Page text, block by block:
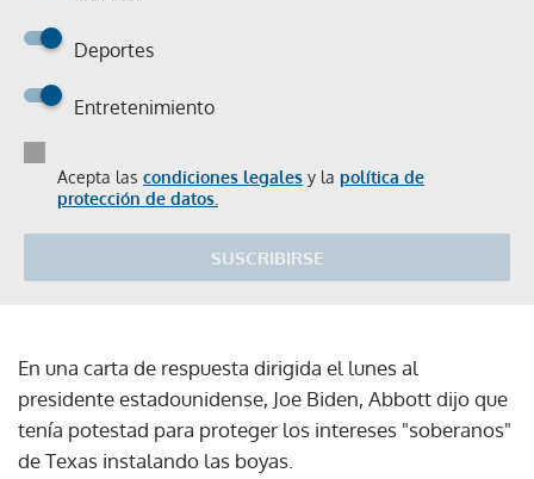
Deportes
Entretenimiento
Acepta las condiciones legales y la política de
protección de datos.
SUSCRIBIRSE
En una carta de respuesta dirigida el lunes al
presidente estadounidense, Joe Biden, Abbott dijo que
tenía potestad para proteger los intereses "soberanos"
de Texas instalando las boyas.